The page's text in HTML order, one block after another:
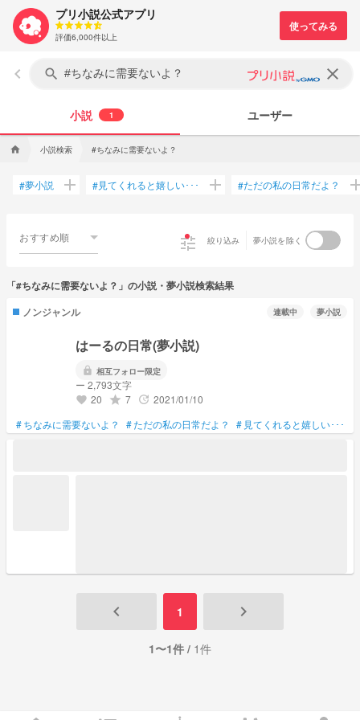
プリ小説公式アプリ
評価6,000件以上
keyboard_arrow_left search clear
小説 1 ユーザー
home 小説検索 #ちなみに需要ないよ？
#夢小説 add #見てくれると嬉しい･･･ add #ただの私の日常だよ？
おすすめ順 tune 絞り込み 夢小説を除く
「#ちなみに需要ないよ？」の小説・夢小説検索結果
ノンジャンル
連載中 夢小説
はーるの日常(夢小説)
lock 相互フォロー限定
ー 2,793文字
favorite 20 grade 7 update 2021/01/10
#ちなみに需要ないよ？ #ただの私の日常だよ？ # 見てくれると嬉しい･･･
keyboard_arrow_left 1 keyboard_arrow_right
1〜1件 / 1件